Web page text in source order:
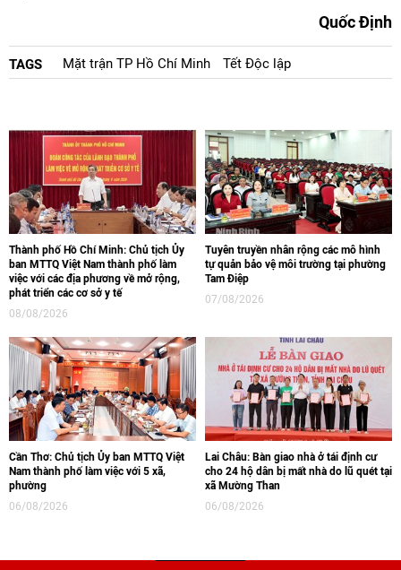
Quốc Định
TAGS Mặt trận TP Hồ Chí Minh Tết Độc lập
Thành phố Hồ Chí Minh: Chủ tịch Ủy
ban MTTQ Việt Nam thành phố làm
việc với các địa phương về mở rộng,
phát triển các cơ sở y tế
08/08/2026
Tuyên truyền nhân rộng các mô hình
tự quản bảo vệ môi trường tại phường
Tam Điệp
07/08/2026
Cần Thơ: Chủ tịch Ủy ban MTTQ Việt
Nam thành phố làm việc với 5 xã,
phường
06/08/2026
Lai Châu: Bàn giao nhà ở tái định cư
cho 24 hộ dân bị mất nhà do lũ quét tại
xã Mường Than
06/08/2026